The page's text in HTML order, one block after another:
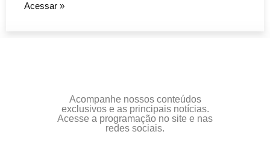
Acessar »
Acompanhe nossos conteúdos
exclusivos e as principais notícias.
Acesse a programação no site e nas
redes sociais.